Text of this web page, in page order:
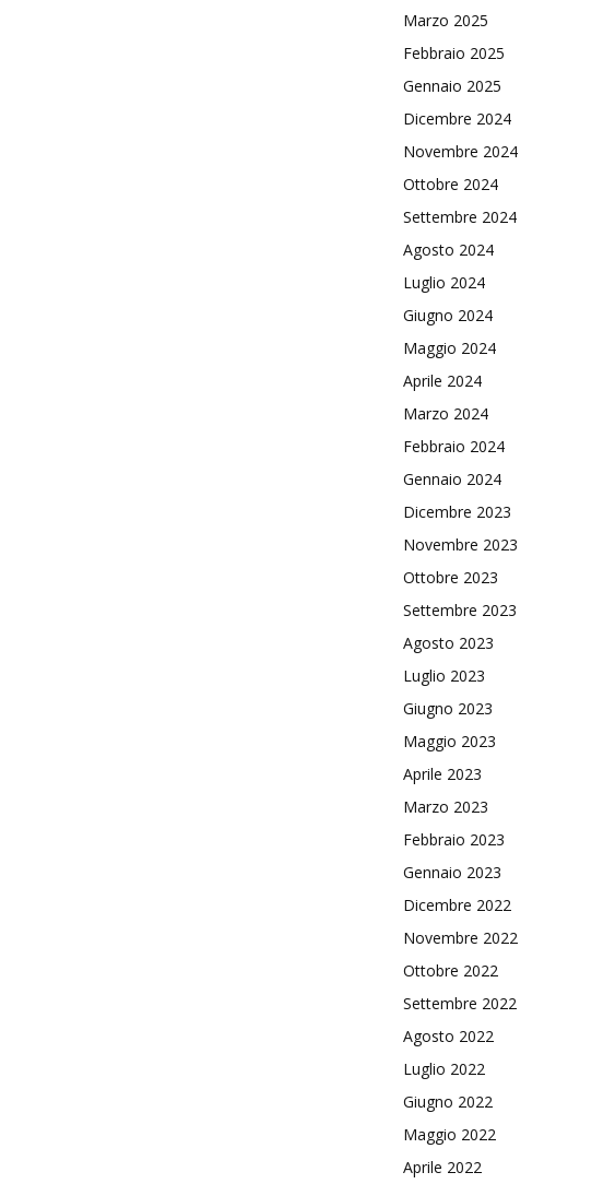
Marzo 2025
Febbraio 2025
Gennaio 2025
Dicembre 2024
Novembre 2024
Ottobre 2024
Settembre 2024
Agosto 2024
Luglio 2024
Giugno 2024
Maggio 2024
Aprile 2024
Marzo 2024
Febbraio 2024
Gennaio 2024
Dicembre 2023
Novembre 2023
Ottobre 2023
Settembre 2023
Agosto 2023
Luglio 2023
Giugno 2023
Maggio 2023
Aprile 2023
Marzo 2023
Febbraio 2023
Gennaio 2023
Dicembre 2022
Novembre 2022
Ottobre 2022
Settembre 2022
Agosto 2022
Luglio 2022
Giugno 2022
Maggio 2022
Aprile 2022